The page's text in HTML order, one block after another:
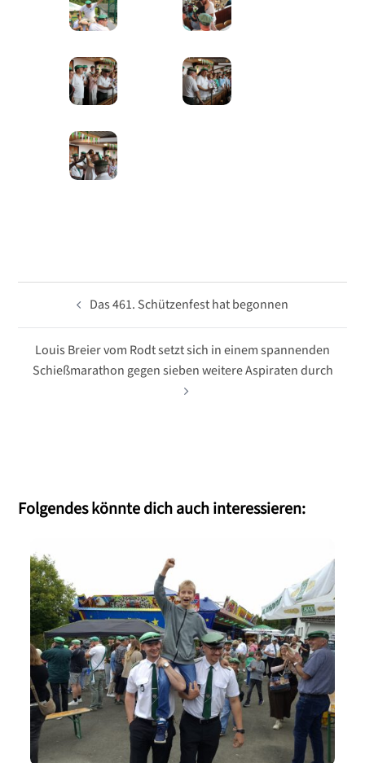
Das 461. Schützenfest hat begonnen
Louis Breier vom Rodt setzt sich in einem spannenden
Schießmarathon gegen sieben weitere Aspiraten durch
Folgendes könnte dich auch interessieren: